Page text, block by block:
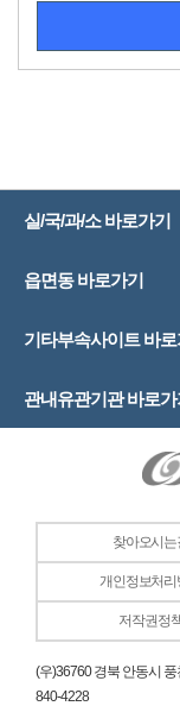
실/국/과/소 바로가기
읍면동 바로가기
기타부속사이트 바로
관내유관기관 바로가
찾아오시는
개인정보처리
저작권정
(우)36760 경북 안동시
840-4228